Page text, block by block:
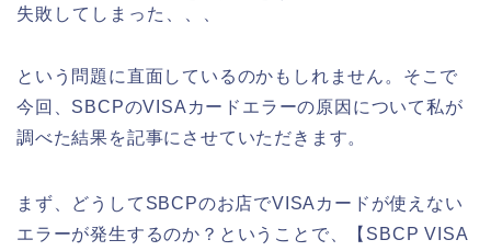
失敗してしまった、、、
という問題に直面しているのかもしれません。そこで
今回、SBCPのVISAカードエラーの原因について私が
調べた結果を記事にさせていただきます。
まず、どうしてSBCPのお店でVISAカードが使えない
エラーが発生するのか？ということで、【SBCP VISA